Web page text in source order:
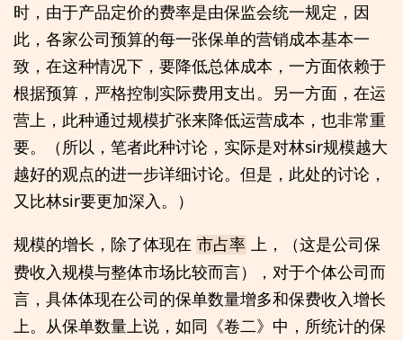
时，由于产品定价的费率是由保监会统一规定，因
此，各家公司预算的每一张保单的营销成本基本一
致，在这种情况下，要降低总体成本，一方面依赖于
根据预算，严格控制实际费用支出。另一方面，在运
营上，此种通过规模扩张来降低运营成本，也非常重
要。（所以，笔者此种讨论，实际是对林sir规模越大
越好的观点的进一步详细讨论。但是，此处的讨论，
又比林sir要更加深入。）
规模的增长，除了体现在 市占率 上，（这是公司保
费收入规模与整体市场比较而言），对于个体公司而
言，具体体现在公司的保单数量增多和保费收入增长
上。从保单数量上说，如同《卷二》中，所统计的保